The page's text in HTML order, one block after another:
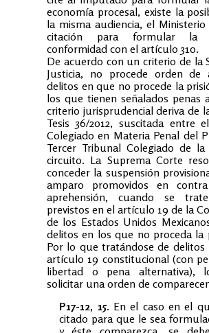
economía procesal, existe la
la misma audiencia, el
citación para formular la
conformidad con el artículo 310.
De acuerdo con un criterio de la
Justicia, no procede orden de
delitos en que no procede la
los que tienen señalados penas
criterio jurisprudencial deriva de
Tesis 36/2012, suscitada entre
Colegiado en Materia Penal del
Tercer Tribunal Colegiado de
circuito. La Suprema Corte
conceder la suspensión
amparo promovidos en
aprehensión, cuando se
previstos en el artículo 19 de la
de los Estados Unidos
delitos en los que no proceda la
Por lo que tratándose de delitos
artículo 19 constitucional (con
libertad o pena alternativa),
solicitar una orden de
P17-12, 15. En el caso en el
citado para que le sea